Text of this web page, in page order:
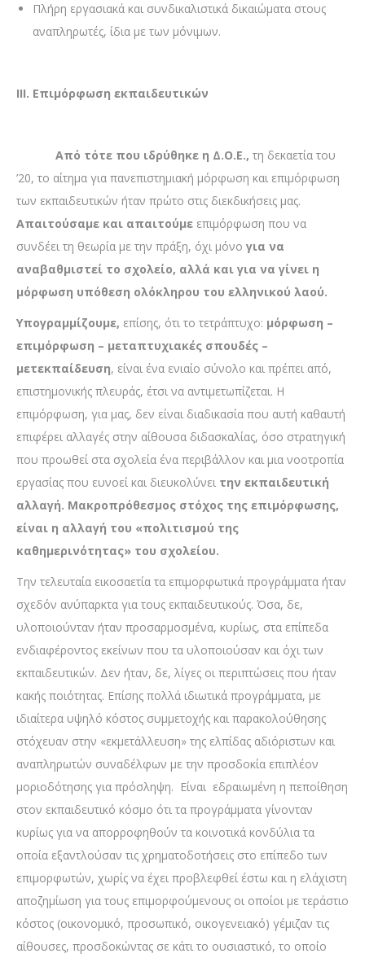
Πλήρη εργασιακά και συνδικαλιστικά δικαιώματα στους
αναπληρωτές, ίδια με των μόνιμων.
III. Επιμόρφωση εκπαιδευτικών
Από τότε που ιδρύθηκε η Δ.Ο.Ε., τη δεκαετία του
’20, το αίτημα για πανεπιστημιακή μόρφωση και επιμόρφωση
των εκπαιδευτικών ήταν πρώτο στις διεκδικήσεις μας.
Απαιτούσαμε και απαιτούμε επιμόρφωση που να
συνδέει τη θεωρία με την πράξη, όχι μόνο για να
αναβαθμιστεί το σχολείο, αλλά και για να γίνει η
μόρφωση υπόθεση ολόκληρου του ελληνικού λαού.
Υπογραμμίζουμε, επίσης, ότι το τετράπτυχο: μόρφωση –
επιμόρφωση – μεταπτυχιακές σπουδές –
μετεκπαίδευση, είναι ένα ενιαίο σύνολο και πρέπει από,
επιστημονικής πλευράς, έτσι να αντιμετωπίζεται. Η
επιμόρφωση, για μας, δεν είναι διαδικασία που αυτή καθαυτή
επιφέρει αλλαγές στην αίθουσα διδασκαλίας, όσο στρατηγική
που προωθεί στα σχολεία ένα περιβάλλον και μια νοοτροπία
εργασίας που ευνοεί και διευκολύνει την εκπαιδευτική
αλλαγή. Μακροπρόθεσμος στόχος της επιμόρφωσης,
είναι η αλλαγή του «πολιτισμού της
καθημερινότητας» του σχολείου.
Την τελευταία εικοσαετία τα επιμορφωτικά προγράμματα ήταν
σχεδόν ανύπαρκτα για τους εκπαιδευτικούς. Όσα, δε,
υλοποιούνταν ήταν προσαρμοσμένα, κυρίως, στα επίπεδα
ενδιαφέροντος εκείνων που τα υλοποιούσαν και όχι των
εκπαιδευτικών. Δεν ήταν, δε, λίγες οι περιπτώσεις που ήταν
κακής ποιότητας. Επίσης πολλά ιδιωτικά προγράμματα, με
ιδιαίτερα υψηλό κόστος συμμετοχής και παρακολούθησης
στόχευαν στην «εκμετάλλευση» της ελπίδας αδιόριστων και
αναπληρωτών συναδέλφων με την προσδοκία επιπλέον
μοριοδότησης για πρόσληψη. Είναι εδραιωμένη η πεποίθηση
στον εκπαιδευτικό κόσμο ότι τα προγράμματα γίνονταν
κυρίως για να απορροφηθούν τα κοινοτικά κονδύλια τα
οποία εξαντλούσαν τις χρηματοδοτήσεις στο επίπεδο των
επιμορφωτών, χωρίς να έχει προβλεφθεί έστω και η ελάχιστη
αποζημίωση για τους επιμορφούμενους οι οποίοι με τεράστιο
κόστος (οικονομικό, προσωπικό, οικογενειακό) γέμιζαν τις
αίθουσες, προσδοκώντας σε κάτι το ουσιαστικό, το οποίο